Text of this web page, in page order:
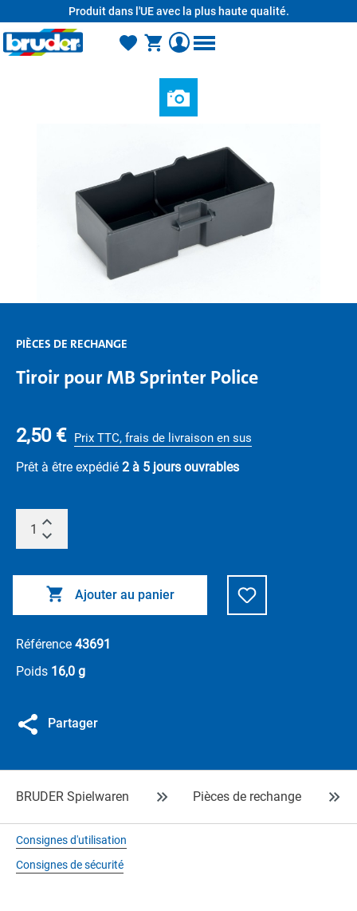
Produit dans l'UE avec la plus haute qualité.
PIÈCES DE RECHANGE
Tiroir pour MB Sprinter Police
2,50 € Prix TTC, frais de livraison en sus
Prêt à être expédié 2 à 5 jours ouvrables
Ajouter au panier
Référence 43691
Poids 16,0 g
Partager
BRUDER Spielwaren Pièces de rechange
Consignes d'utilisation
Consignes de sécurité